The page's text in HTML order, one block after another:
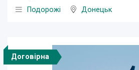
Подорожі
Донецьк
Договірна